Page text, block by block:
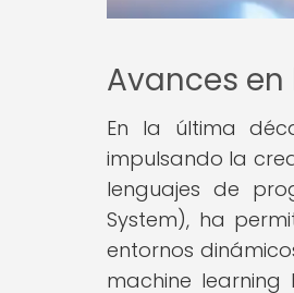
Avances
En la última
impulsando la
lenguajes de
System), ha
entornos
machine